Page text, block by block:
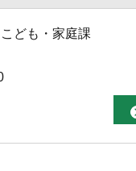
ども・家庭課